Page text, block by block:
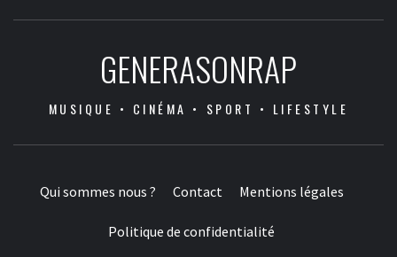
GENERASONRAP
MUSIQUE • CINÉMA • SPORT • LIFESTYLE
Qui sommes nous ? Contact Mentions légales
Politique de confidentialité